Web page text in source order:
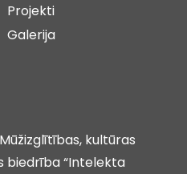
Projekti
Galerija
kultūras
biedrība “Intelekta